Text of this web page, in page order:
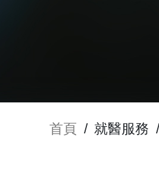
首頁 / 就醫服務 /